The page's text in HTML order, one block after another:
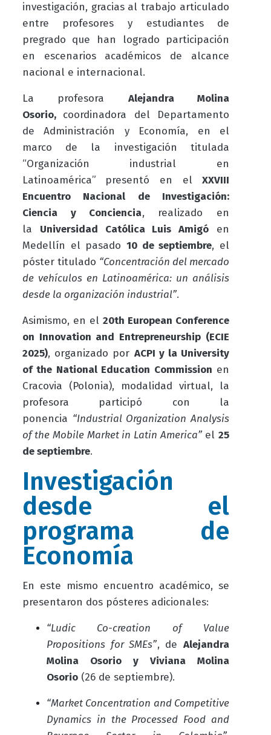
investigación, gracias al trabajo articulado
entre profesores y estudiantes de
pregrado que han logrado participación
en escenarios académicos de alcance
nacional e internacional.
La profesora Alejandra Molina
Osorio, coordinadora del Departamento
de Administración y Economía, en el
marco de la investigación titulada
“Organización industrial en
Latinoamérica”
presentó en elXXVIII
Encuentro Nacional de Investigación:
Ciencia y Conciencia, realizado en
la Universidad Católica Luis Amigó en
Medellín el pasado 10 de septiembre, el
póster titulado “Concentración del mercado
de vehículos en Latinoamérica: un análisis
desde la organización industrial”.
Asimismo, en el20th European Conference
on Innovation and Entrepreneurship (ECIE
2025), organizado por ACPI y la University
of the National Education Commission en
Cracovia (Polonia), modalidad virtual, la
profesora participó con la
ponencia “Industrial Organization Analysis
of the Mobile Market in Latin America”el25
de septiembre.
Investigación
desde el
programa de
Economía
En este mismo encuentro académico, se
presentaron dos pósteres adicionales:
“Ludic Co-creation of Value
Propositions for SMEs”, deAlejandra
Molina Osorio y Viviana Molina
Osorio(26 de septiembre).
“Market Concentration and Competitive
Dynamics in the Processed Food and